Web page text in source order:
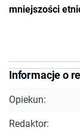
mniejszości
Informacje o
Opiekun:
Redaktor: